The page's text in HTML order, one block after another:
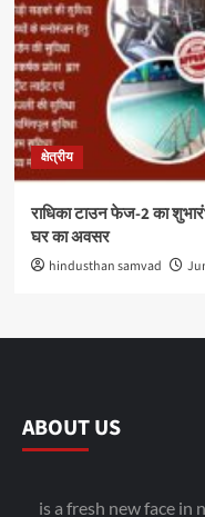
क्षेत्रीय
राधिका टाउन फेज-2 का
घर का अवसर
hindusthan samvad
ABOUT US
is a fresh new face in